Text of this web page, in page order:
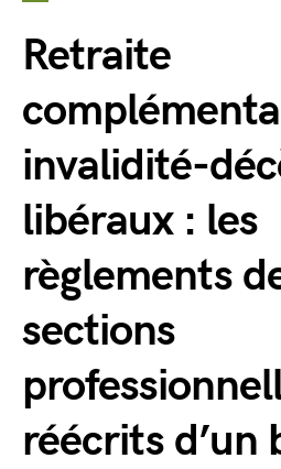
Retraite
invalidité-
libéraux : les
règlements
sections
réécrits d’un